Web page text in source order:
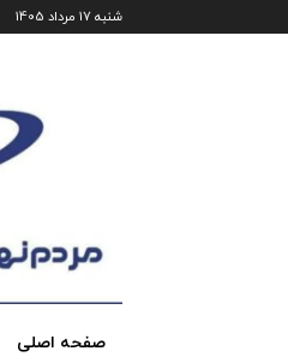
شنبه 17 مرداد 1405
صفحه اصلی